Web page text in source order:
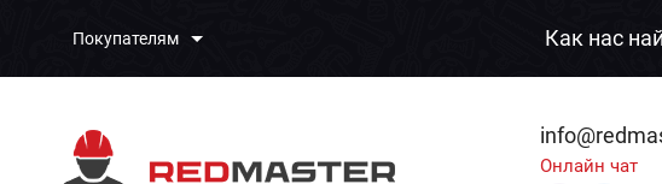
Покупателям Как нас
Онлайн чат